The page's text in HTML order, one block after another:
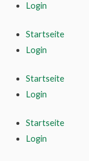
Login
Startseite
Login
Startseite
Login
Startseite
Login